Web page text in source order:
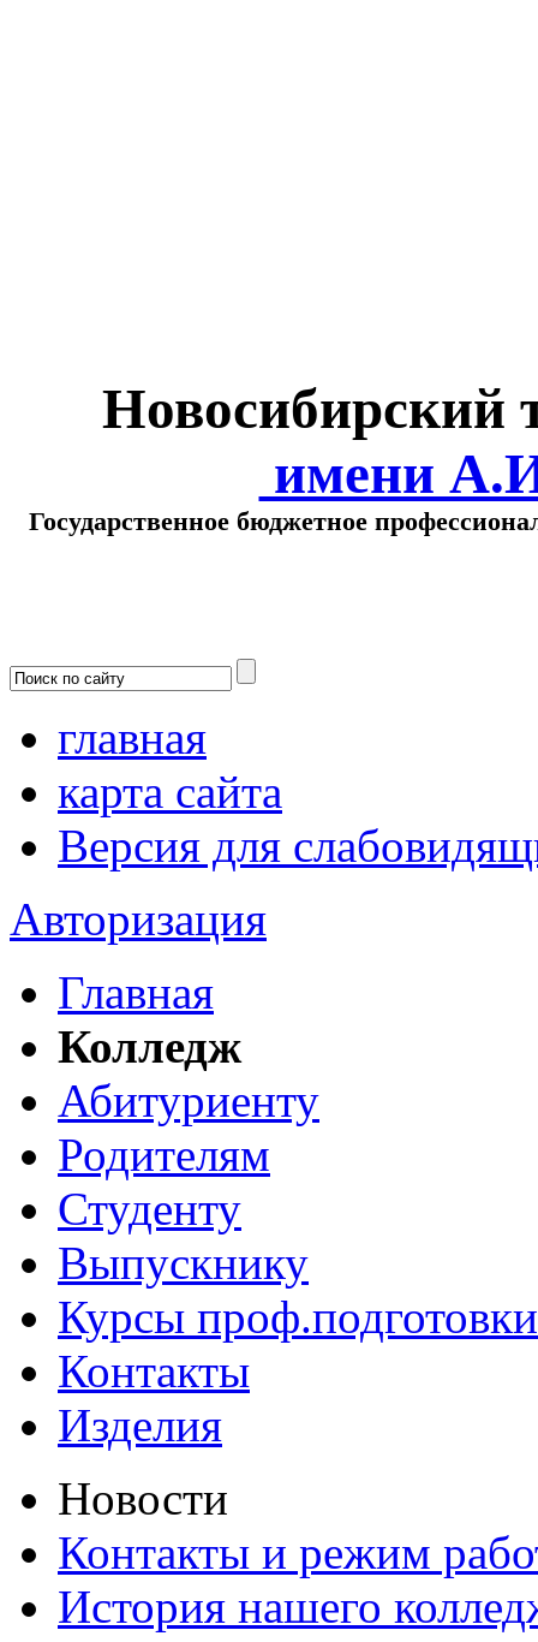
Новосибирский
имени
Государственное бюджетное
главная
карта сайта
Версия для
Авторизация
Главная
Колледж
Абитуриенту
Родителям
Студенту
Выпускнику
Курсы проф.подготовки
Контакты
Изделия
Новости
Контакты и режим
История нашего